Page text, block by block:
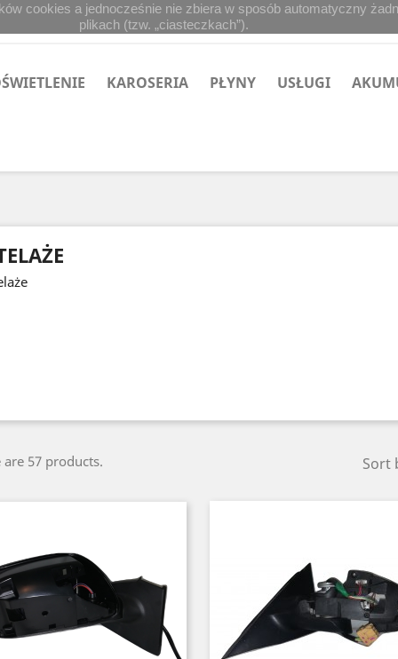
KAROSERIA PŁYNY USŁUGI
are 57 products. Sort
cookies a jednocześnie nie zbiera w sposób automatyczny
plikach (tzw. „ciasteczkach”).